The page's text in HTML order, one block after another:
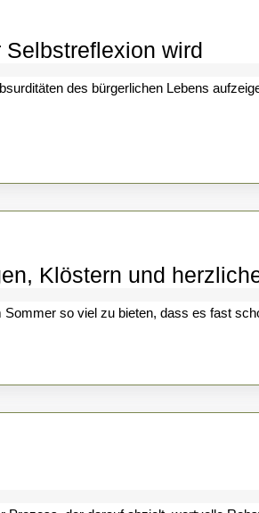
wird
der
wird
Klöstern und
so viel zu bieten, dass es fast